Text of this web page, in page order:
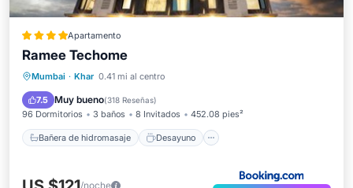
Apartamento
Ramee Techome
Mumbai · Khar 0.41 mi al centro
7.5 Muy bueno(318 Reseñas)
96 Dormitorios 3 baños 8 Invitados 452.08 pies²
Bañera de hidromasaje Desayuno
Bañera de hidromasaje
Piscina
Cocina
/noche